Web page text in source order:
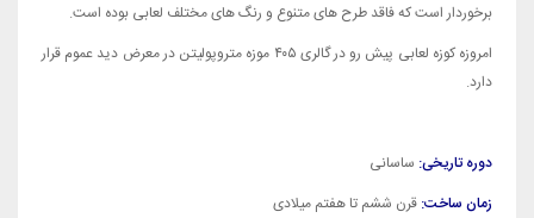
برخوردار است که فاقد طرح های متنوع و رنگ های مختلف لعابی بوده است.
امروزه کوزه لعابی پیش رو در گالری ۴۰۵ موزه متروپولیتن در معرض دید عموم قرار
دارد.
دوره تاریخی: ساسانی
زمان ساخت: قرن ششم تا هفتم میلادی